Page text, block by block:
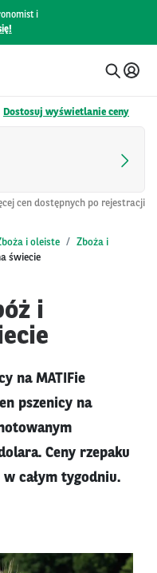
i
Dostosuj wyświetlanie ceny
cen dostępnych po rejestracji
i oleiste
Zboża i
świecie
i
na MATIFie
pszenicy na
Ceny rzepaku
całym tygodniu.